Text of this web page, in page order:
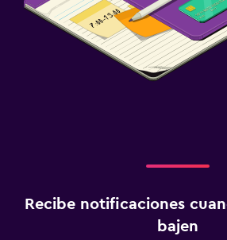
Recibe notificaciones
bajen